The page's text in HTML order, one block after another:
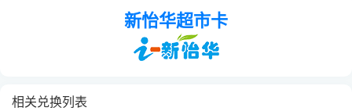
新怡华超市卡
相关兑换列表